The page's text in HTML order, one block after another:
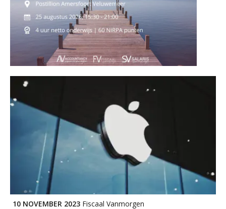
10 NOVEMBER 2023 Fiscaal Vanmorgen
Barry Willemsen
Bart Koreman